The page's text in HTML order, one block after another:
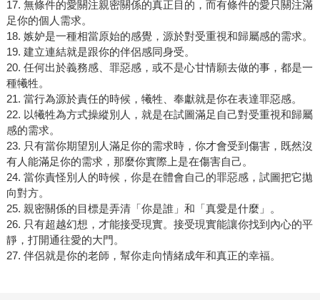
17. 無條件的愛關注親密關係的真正目的，而有條件的愛只關注滿
足你的個人需求。
18. 嫉妒是一種相當原始的感覺，源於對受重視和歸屬感的需求。
19. 建立連結就是跟你的伴侶感同身受。
20. 任何出於義務感、罪惡感，或不是心甘情願去做的事，都是一
種犧牲。
21. 當行為源於責任的時候，犧牲、奉獻就是你在表達罪惡感。
22. 以犧牲為方式操縱別人，就是在試圖滿足自己對受重視和歸屬
感的需求。
23. 只有當你期望別人滿足你的需求時，你才會受到傷害，既然沒
有人能滿足你的需求，那麼你實際上是在傷害自己。
24. 當你責怪別人的時候，你是在體會自己的罪惡感，試圖把它拋
向對方。
25. 親密關係的目標是弄清「你是誰」和「真愛是什麼」。
26. 只有超越幻想，才能接受現實。接受現實能讓你找到內心的平
靜，打開通往愛的大門。
27. 伴侶就是你的老師，幫你走向情緒成年和真正的幸福。